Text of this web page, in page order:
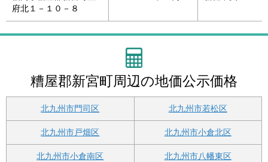
府北１－１０－８
糟屋郡新宮町周辺の地価公示価格
北九州市門司区 北九州市若松区
北九州市戸畑区 北九州市小倉北区
北九州市小倉南区 北九州市八幡東区